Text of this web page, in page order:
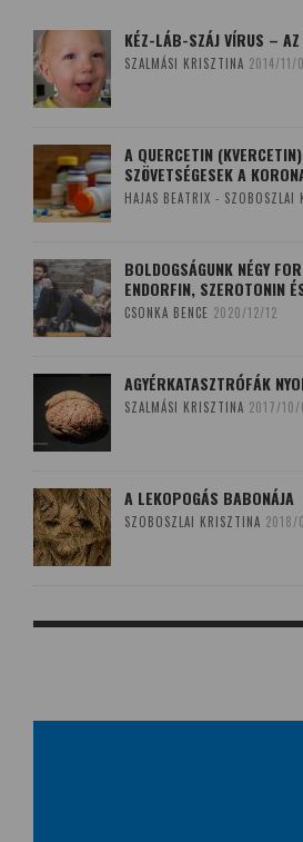
KÉZ-LÁB-SZÁJ VÍRUS – AZ
SZALMÁSI KRISZTINA 2014/11/
A QUERCETIN
SZÖVETSÉGESEK A
HAJAS BEATRIX - SZOBOSZLAI
BOLDOGSÁGUNK NÉGY
ENDORFIN, SZEROTONIN
CSONKA BENCE 2020/12/12
AGYÉRKATASZTRÓFÁK
SZALMÁSI KRISZTINA 2017/10/
A LEKOPOGÁS BABONÁJA
SZOBOSZLAI KRISZTINA 2018/